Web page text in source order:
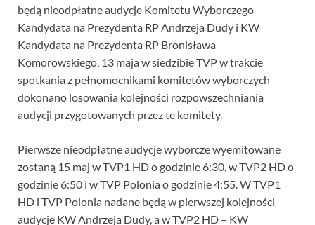
będą nieodpłatne audycje Komitetu Wyborczego
Kandydata na Prezydenta RP Andrzeja Dudy i KW
Kandydata na Prezydenta RP Bronisława
Komorowskiego. 13 maja w siedzibie TVP w trakcie
spotkania z pełnomocnikami komitetów wyborczych
dokonano losowania kolejności rozpowszechniania
audycji przygotowanych przez te komitety.
Pierwsze nieodpłatne audycje wyborcze wyemitowane
zostaną 15 maj w TVP1 HD o godzinie 6:30, w TVP2 HD o
godzinie 6:50 i w TVP Polonia o godzinie 4:55. W TVP1
HD i TVP Polonia nadane będą w pierwszej kolejności
audycje KW Andrzeja Dudy, a w TVP2 HD – KW